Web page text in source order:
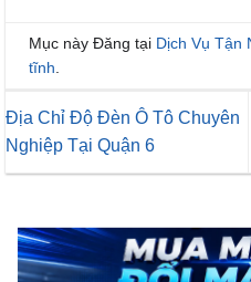
Mục này Đăng tại Dịch Vụ Tận
tĩnh
Địa Chỉ Độ Đèn Ô Tô Chuyên
Nghiệp Tại Quận 6